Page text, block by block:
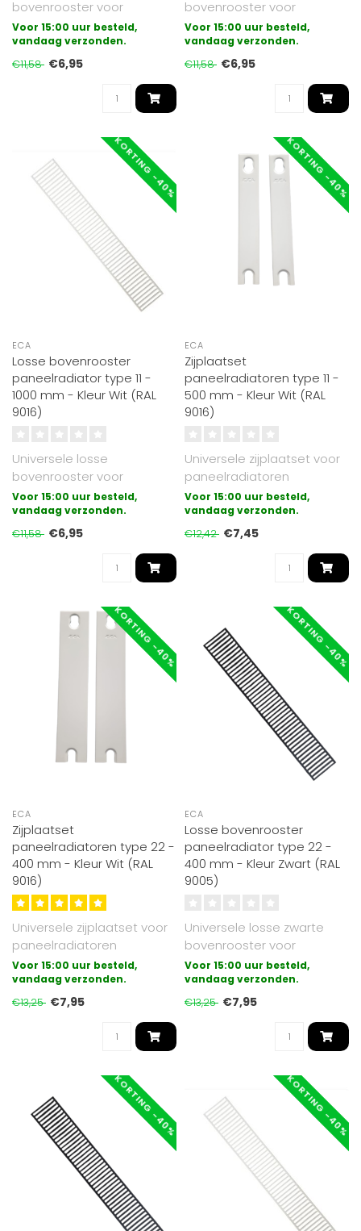
bovenrooster voor
paneelradiatoren
uitgevoerd in type 11..
Voor 15:00 uur besteld,
vandaag verzonden.
€11,58 €6,95
bovenrooster voor
paneelradiatoren
uitgevoerd in type 22.
Gesch..
Voor 15:00 uur besteld,
vandaag verzonden.
€11,58 €6,95
KORTING -40%
ECA
Losse bovenrooster
paneelradiator type 11 -
1000 mm - Kleur Wit (RAL
9016)
Universele losse
bovenrooster voor
paneelradiatoren
uitgevoerd in type 11.
Gesch..
Voor 15:00 uur besteld,
vandaag verzonden.
€11,58 €6,95
KORTING -40%
ECA
Zijplaatset
paneelradiatoren type 11 -
500 mm - Kleur Wit (RAL
9016)
Universele zijplaatset voor
paneelradiatoren
uitgevoerd in type 11.
Geschikt voo..
Voor 15:00 uur besteld,
vandaag verzonden.
€12,42 €7,45
KORTING -40%
ECA
Zijplaatset
paneelradiatoren type 22 -
400 mm - Kleur Wit (RAL
9016)
Universele zijplaatset voor
paneelradiatoren
uitgevoerd in type 22.
Geschikt voo..
Voor 15:00 uur besteld,
vandaag verzonden.
€13,25 €7,95
KORTING -40%
ECA
Losse bovenrooster
paneelradiator type 22 -
400 mm - Kleur Zwart (RAL
9005)
Universele losse zwarte
bovenrooster voor
paneelradiatoren
uitgevoerd in type 22..
Voor 15:00 uur besteld,
vandaag verzonden.
€13,25 €7,95
KORTING -40% KORTING -40%